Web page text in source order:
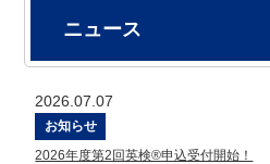
ニュース
2026.07.07
お知らせ
2026年度第2回英検®申込受付開始！